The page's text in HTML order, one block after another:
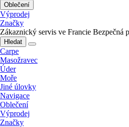
Oblečení
Výprodej
Značky
Zákaznický servis ve Francie Bezpečná
Hledat
Carpe
Masožravec
Úder
Moře
Jiné úlovky
Navigace
Oblečení
Výprodej
Značky